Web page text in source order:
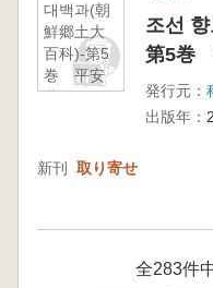
대백과(朝
鮮郷土大
百科)-第5
巻 平安
北道1
조선
第5巻
発行元：
出版年：
新刊 取り寄せ
全283件